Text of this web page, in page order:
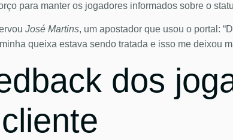
para manter os jogadores informados sobre o
José Martins, um apostador que usou o portal:
queixa estava sendo tratada e isso me deixou
dos